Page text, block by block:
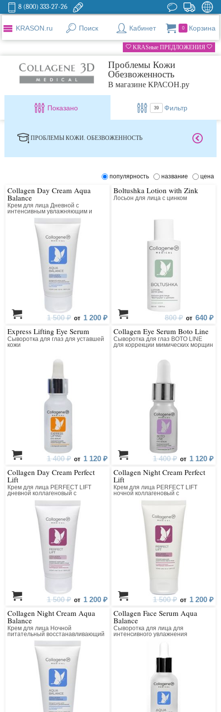
8 (800) 333-27-26
KRASON.ru Поиск Кабинет 0 Корзина
KRASные ПРЕДЛОЖЕНИЯ
Проблемы Кожи
Обезвоженность
В магазине КРАСОН.ру
Показано 39 Фильтр
ПРОБЛЕМЫ КОЖИ. ОБЕЗВОЖЕННОСТЬ
популярность название цена
Collagen Day Cream Aqua
Balance
Крем для лица Дневной с
интенсивным увлажняющим и
лифтинг действием
1 500 ₽ от 1 200 ₽
Boltushka Lotion with Zink
Лосьон для лица с цинком
800 ₽ от 640 ₽
Express Lifting Eye Serum
Сыворотка для глаз для уставшей
кожи
1 400 ₽ от 1 120 ₽
Collagen Eye Serum Boto Line
Сыворотка для глаз BOTO LINE
для коррекции мимических морщин
1 400 ₽ от 1 120 ₽
Collagen Day Cream Perfect
Lift
Крем для лица PERFECT LIFT
дневной коллагеновый с
матриксилом
1 500 ₽ от 1 200 ₽
Collagen Night Cream Perfect
Lift
Крем для лица PERFECT LIFT
ночной коллагеновый с
матриксилом
1 500 ₽ от 1 200 ₽
Collagen Night Cream Aqua
Balance
Крем для лица Ночной
питательный восстанавливающий
Collagen Face Serum Aqua
Balance
Сыворотка для лица для
интенсивного увлажнения